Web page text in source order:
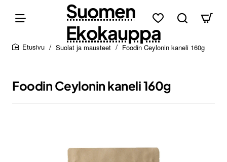
Suomen
Ekokauppa
Suolat ja mausteet Foodin Ceylonin kaneli 160g
Foodin Ceylonin kaneli 160g